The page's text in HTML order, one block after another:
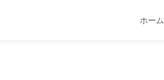
ホーム